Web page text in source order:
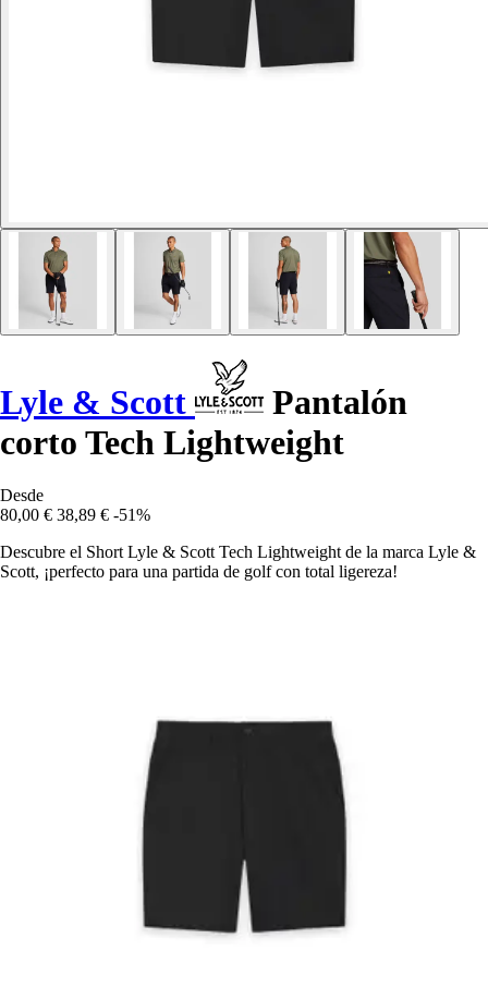
Lyle & Scott
Pantalón
corto Tech Lightweight
Desde
80,00 € 38,89 € -51%
Descubre el Short Lyle & Scott Tech Lightweight de la marca Lyle &
Scott, ¡perfecto para una partida de golf con total ligereza!